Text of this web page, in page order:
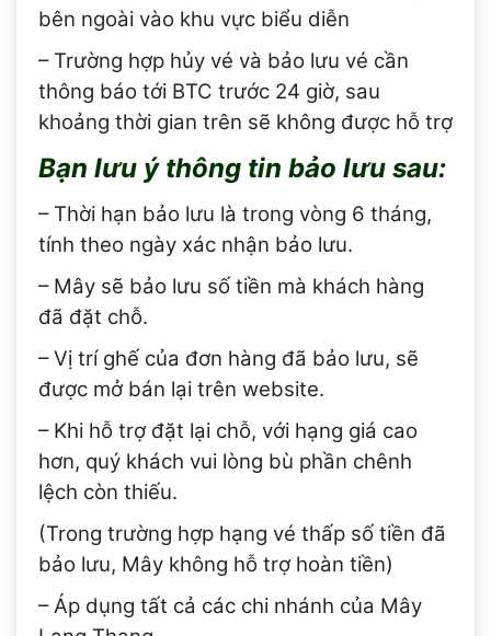
bên ngoài vào khu vực biểu diễn
– Trường hợp hủy vé và bảo lưu vé cần
thông báo tới BTC trước 24 giờ, sau
khoảng thời gian trên sẽ không được hỗ trợ
Bạn lưu ý thông tin bảo lưu sau:
– Thời hạn bảo lưu là trong vòng 6 tháng,
tính theo ngày xác nhận bảo lưu.
– Mây sẽ bảo lưu số tiền mà khách hàng
đã đặt chỗ.
– Vị trí ghế của đơn hàng đã bảo lưu, sẽ
được mở bán lại trên website.
– Khi hỗ trợ đặt lại chỗ, với hạng giá cao
hơn, quý khách vui lòng bù phần chênh
lệch còn thiếu.
(Trong trường hợp hạng vé thấp số tiền đã
bảo lưu, Mây không hỗ trợ hoàn tiền)
– Áp dụng tất cả các chi nhánh của Mây